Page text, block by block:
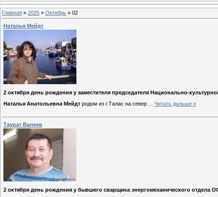
Главная » 2025 » Октябрь » 02
Наталья Мейдт
2 октября день рождения у заместителя председателя Национально-
Наталья Анатольевна Мейдт родом из г.Талас на север Читать дальше »
Таурат Валеев
2 октября день рождения у бывшего сварщика энергомеханического отдела